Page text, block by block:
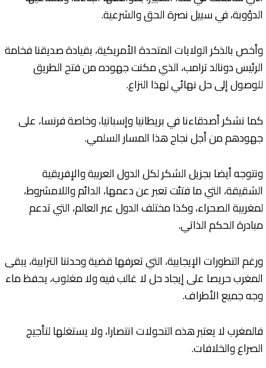
الدؤوبة، في سبيل نصرة الحق والشرعية.
وأخص بالذكر الولايات المتحدة الأمريكية، بقيادة صديقنا فخامة
الرئيس دونالد ترامب، الذي مكنت جهوده من فتح الطريق
للوصول إلى حل نهائي لهذا النزاع.
كما نشكر أصدقاءنا في بريطانيا وإسبانيا، وخاصة فرنسا، على
جهودهم من أجل نجاح هذا المسار السلمي.
ونتوجه أيضا بجزيل الشكر لكل الدول العربية والإفريقية
الشقيقة، التي ما فتئت تعبر عن دعمها، الدائم واللامشروط،
لمغربية الصحراء، وكذا مختلف الدول عبر العالم، التي تدعم
مبادرة الحكم الذاتي.
ورغم التطورات الإيجابية، التي تعرفها قضية وحدتنا الترابية، يبقى
المغرب حريصا على إيجاد حل لا غالب فيه ولا مغلوب، يحفظ ماء
وجه جميع الأطراف.
فالمغرب لا يعتبر هذه التحولات انتصارا، ولا يستغلها لتأجيج
الصراع والخلافات.